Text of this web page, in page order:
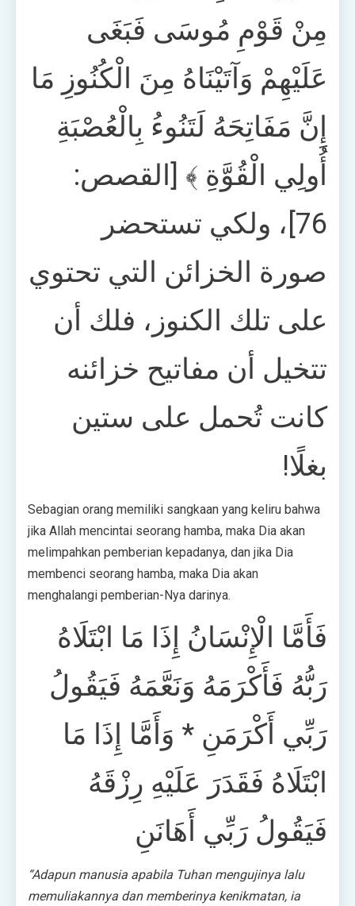
مِنْ قَوْمِ مُوسَى فَبَغَى
عَلَيْهِمْ وَآتَيْنَاهُ مِنَ الْكُنُوزِ مَا
إِنَّ مَفَاتِحَهُ لَتَنُوءُ بِالْعُصْبَةِ
أُولِي الْقُوَّةِ ﴾ [القصص:
76]، ولكي تستحضر
صورة الخزائن التي تحتوي
على تلك الكنوز، فلك أن
تتخيل أن مفاتيح خزائنه
كانت تُحمل على ستين
بغلًا!
Sebagian orang memiliki sangkaan yang keliru bahwa
jika Allah mencintai seorang hamba, maka Dia akan
melimpahkan pemberian kepadanya, dan jika Dia
membenci seorang hamba, maka Dia akan
menghalangi pemberian-Nya darinya.
فَأَمَّا الْإِنْسَانُ إِذَا مَا ابْتَلَاهُ
رَبُّهُ فَأَكْرَمَهُ وَنَعَّمَهُ فَيَقُولُ
رَبِّي أَكْرَمَنِ * وَأَمَّا إِذَا مَا
ابْتَلَاهُ فَقَدَرَ عَلَيْهِ رِزْقَهُ
فَيَقُولُ رَبِّي أَهَانَنِ
“Adapun manusia apabila Tuhan mengujinya lalu
memuliakannya dan memberinya kenikmatan, ia